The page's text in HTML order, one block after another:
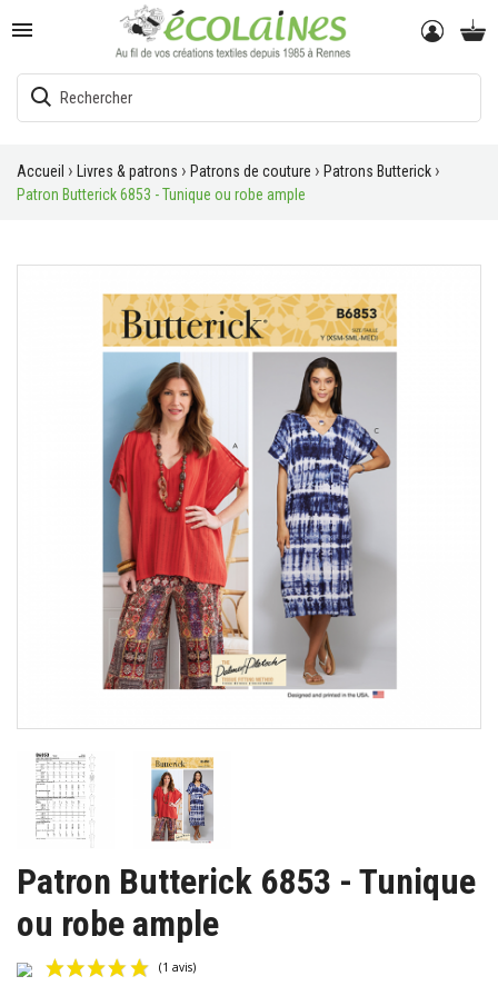

Accueil Livres & patrons Patrons de couture
Patrons Butterick
Patron Butterick 6853 - Tunique ou robe ample
Patron Butterick 6853 - Tunique
ou robe ample